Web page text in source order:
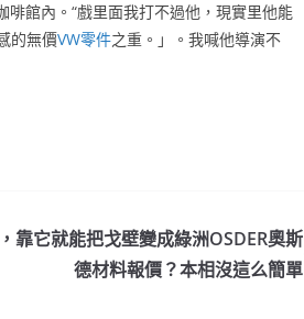
館內。“戲里面我打不過他，現實里他能
的無價VW零件之重。」。我喊他導演不
靠它就能把戈壁變成綠洲OSDER奧斯
德材料報價？本相沒這么簡單